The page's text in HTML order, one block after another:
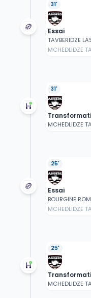
31'
Essai
TAVBERIDZE
MCHEDLIDZE
31'
MCHEDLIDZE
25'
Essai
BOURGINE
MCHEDLIDZE
25'
MCHEDLIDZE